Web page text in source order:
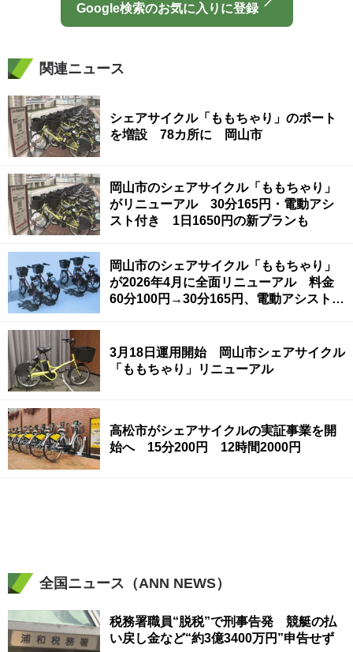
Google検索のお気に入りに登録
関連ニュース
シェアサイクル「ももちゃり」のポート
を増設 78カ所に 岡山市
岡山市のシェアサイクル「ももちゃり」
がリニューアル 30分165円・電動アシ
スト付き 1日1650円の新プランも
岡山市のシェアサイクル「ももちゃり」
が2026年4月に全面リニューアル 料金
60分100円→30分165円、電動アシスト付
3月18日運用開始 岡山市シェアサイクル
「ももちゃり」リニューアル
高松市がシェアサイクルの実証事業を開
始へ 15分200円 12時間2000円
全国ニュース（ANN NEWS）
税務署職員“脱税”で刑事告発 競艇の払
い戻し金など“約3億3400万円”申告せず